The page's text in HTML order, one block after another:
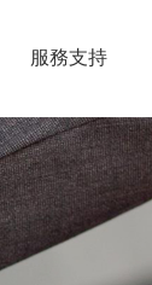
服務支持